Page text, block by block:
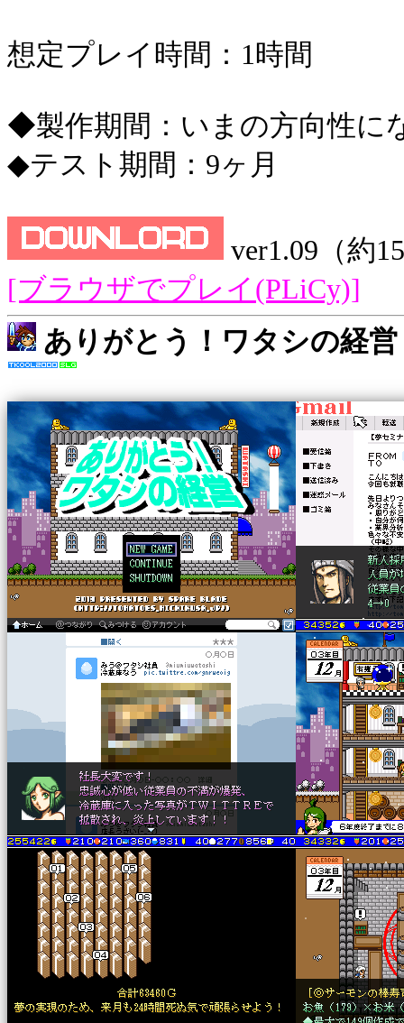
想定プレイ時間：1時間
◆製作期間：いまの方向性に
◆テスト期間：9ヶ月
ver1.09（約
[ブラウザでプレイ(PLiCy)]
ありがとう！ワタシの経営